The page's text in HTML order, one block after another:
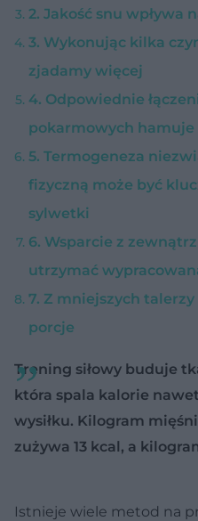
2. Jakość snu wpływa
3. Wykonując kilka
zjadamy więcej
4. Odpowiednie
pokarmowych hamuje
5. Termogeneza
fizyczną może być
sylwetki
6. Wsparcie z
utrzymać
7. Z mniejszych
porcje
Trening siłowy buduje
która spala kalorie
wysiłku. Kilogram
zużywa 13 kcal, a
Istnieje wiele metod na